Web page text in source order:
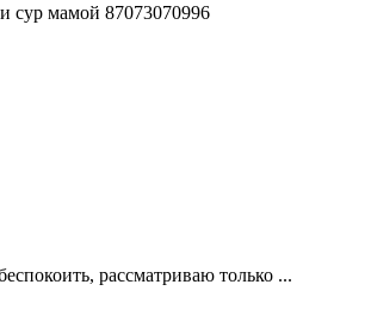
сур мамой 87073070996
рассматриваю только ...